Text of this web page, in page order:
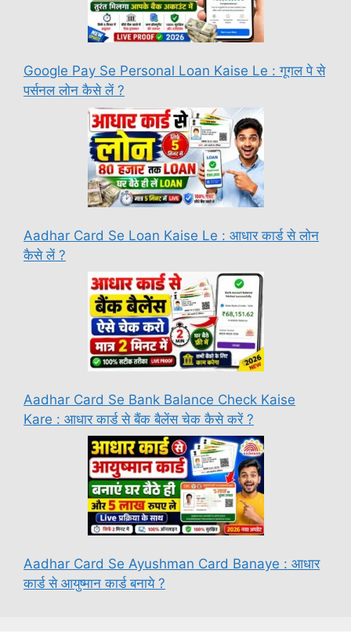
Google Pay Se Personal Loan Kaise Le : गूगल पे से
पर्सनल लोन कैसे लें ?
Aadhar Card Se Loan Kaise Le : आधार कार्ड से लोन
कैसे लें ?
Aadhar Card Se Bank Balance Check Kaise
Kare : आधार कार्ड से बैंक बैलेंस चेक कैसे करें ?
Aadhar Card Se Ayushman Card Banaye : आधार
कार्ड से आयुष्मान कार्ड बनाये ?